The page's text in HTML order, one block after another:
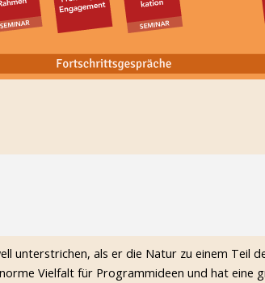
unterstrichen, als er die Natur zu einem Teil
Vielfalt für Programmideen und hat eine